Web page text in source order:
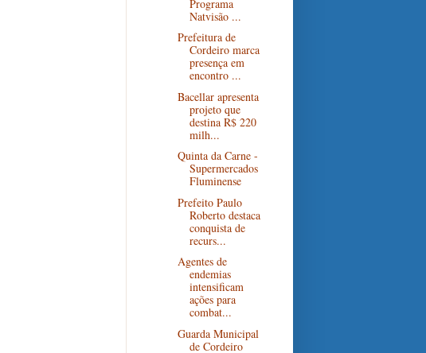
Programa
Natvisão ...
Prefeitura de
Cordeiro marca
presença em
encontro ...
Bacellar apresenta
projeto que
destina R$ 220
milh...
Quinta da Carne -
Supermercados
Fluminense
Prefeito Paulo
Roberto destaca
conquista de
recurs...
Agentes de
endemias
intensificam
ações para
combat...
Guarda Municipal
de Cordeiro